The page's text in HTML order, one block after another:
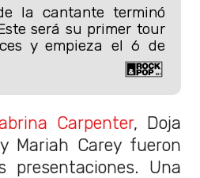
la cantante terminó
será su primer tour
y empieza el 6 de
Carpenter, Doja
Mariah Carey fueron
presentaciones. Una